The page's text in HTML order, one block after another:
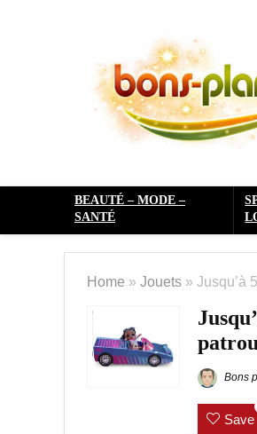
BEAUTÉ – MODE –
SANTÉ
Home » Jouets » Jusqu’à
Bons
Save